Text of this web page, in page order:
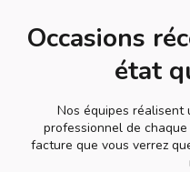
Occasions
état
Nos équipes
professionnel de
facture que vous verrez